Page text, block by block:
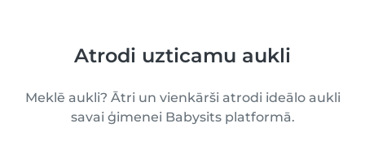
Atrodi uzticamu aukli
Meklē aukli? Ātri un vienkārši atrodi ideālo aukli
savai ģimenei Babysits platformā.